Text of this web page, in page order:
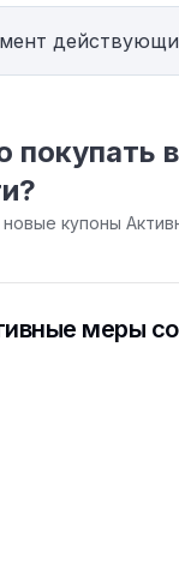
покупать
купоны
меры